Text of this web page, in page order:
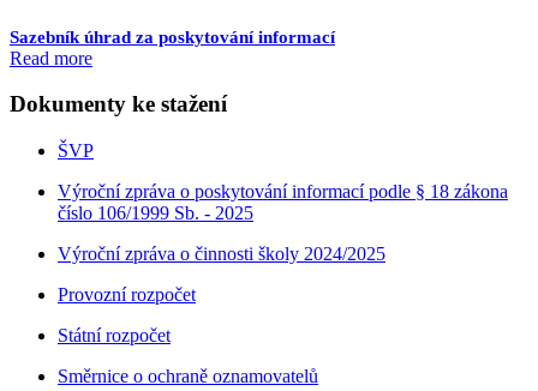
Sazebník úhrad za poskytování informací
Read more
Dokumenty ke stažení
ŠVP
Výroční zpráva o poskytování informací podle § 18 zákona
číslo 106/1999 Sb. - 2025
Výroční zpráva o činnosti školy 2024/2025
Provozní rozpočet
Státní rozpočet
Směrnice o ochraně oznamovatelů